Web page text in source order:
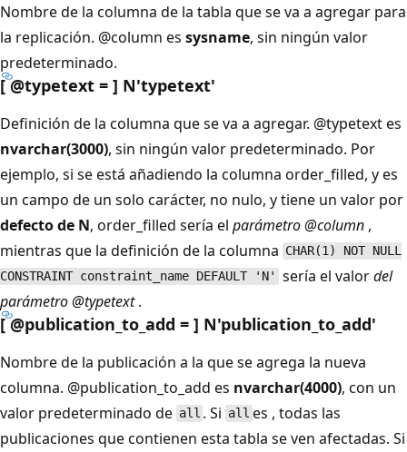
Nombre de la columna de la tabla que se va a agregar para
la replicación. @column es sysname, sin ningún valor
predeterminado.
[ @typetext = ] N'typetext'
Definición de la columna que se va a agregar. @typetext es
nvarchar(3000), sin ningún valor predeterminado. Por
ejemplo, si se está añadiendo la columna order_filled, y es
un campo de un solo carácter, no nulo, y tiene un valor por
defecto de N, order_filled sería el parámetro @column ,
mientras que la definición de la columna CHAR(1) NOT NULL
CONSTRAINT constraint_name DEFAULT 'N'
sería el valordel
parámetro @typetext.
[ @publication_to_add = ] N'publication_to_add'
Nombre de la publicación a la que se agrega la nueva
columna. @publication_to_add es nvarchar(4000), con un
valor predeterminado de all . Si all es , todas las
publicaciones que contienen esta tabla se ven afectadas. Si